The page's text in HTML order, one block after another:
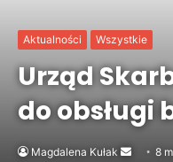
Aktualności Wszystkie
Urząd
do obsługi
Magdalena Kułak
Send8